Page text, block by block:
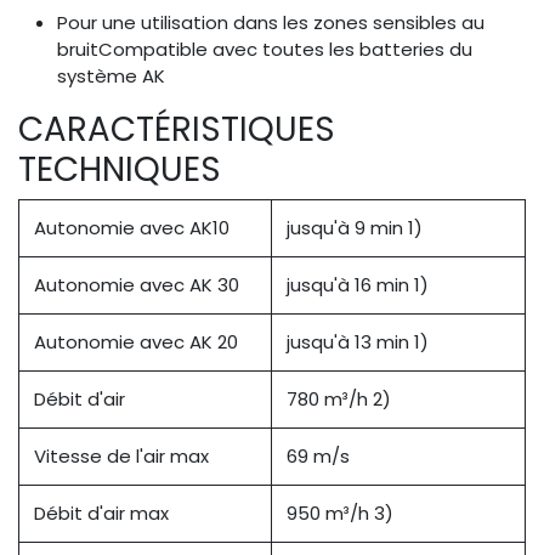
Pour une utilisation dans les zones sensibles au
bruitCompatible avec toutes les batteries du
système AK
CARACTÉRISTIQUES
TECHNIQUES
Autonomie avec AK10 jusqu'à 9 min 1)
Autonomie avec AK 30 jusqu'à 16 min 1)
Autonomie avec AK 20 jusqu'à 13 min 1)
Débit d'air 780 m³/h 2)
Vitesse de l'air max 69 m/s
Débit d'air max 950 m³/h 3)